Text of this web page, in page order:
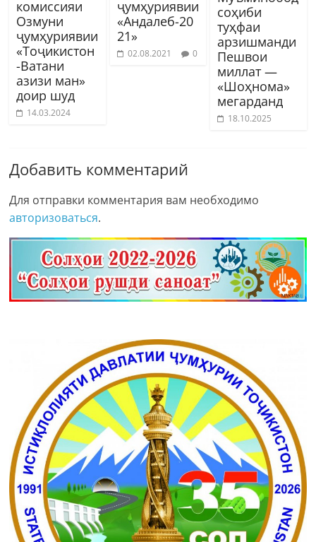
комиссияи
Озмуни
ҷумҳуриявии
«Тоҷикистон
-Ватани
азизи ман»
доир шуд
14.03.2024
ҷумҳуриявии
«Андалеб-20
21»
02.08.2021 0
соҳиби
туҳфаи
арзишманди
Пешвои
миллат —
«Шоҳнома»
мегарданд
18.10.2025
Добавить комментарий
Для отправки комментария вам необходимо
авторизоваться.